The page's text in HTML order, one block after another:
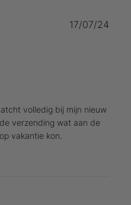
volledig bij mijn nieuw
verzending wat aan de
vakantie kon.
17/07/24